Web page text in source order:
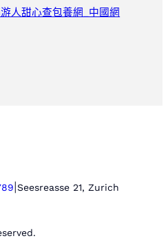
人甜心查包養網_中國網
Seesreasse 21, Zurich